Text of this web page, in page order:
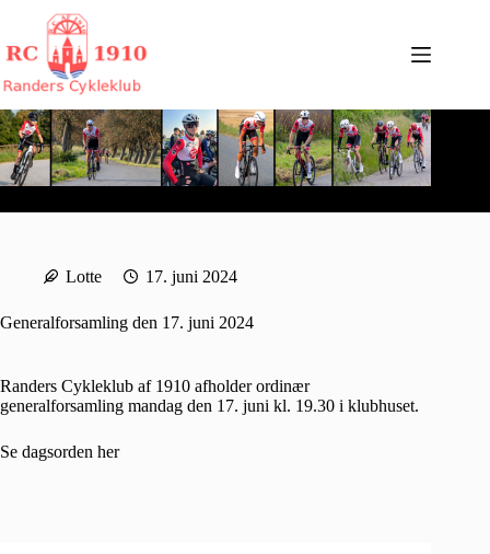
indhold
Lotte 17. juni 2024
Generalforsamling den 17. juni 2024
Randers Cykleklub af 1910 afholder ordinær
generalforsamling mandag den 17. juni kl. 19.30 i klubhuset.
Se dagsorden her